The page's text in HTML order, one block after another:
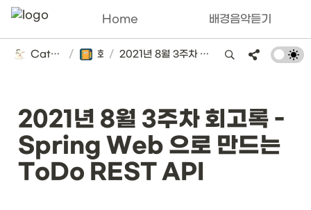
Home 배경음악듣기
Catsbi's DLog / 회고록
/ 2021년 8월 3주차 회고록 - Spring Web 으로 만드는 ToDo REST API
2021년 8월 3주차 회고록 -
Spring Web 으로 만드는
ToDo REST API